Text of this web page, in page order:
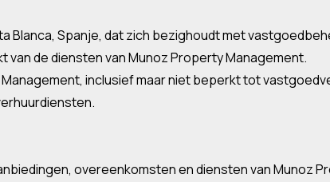
Blanca, Spanje, dat zich bezighoudt met
van de diensten van Munoz Property Management.
inclusief maar niet beperkt tot
overeenkomsten en diensten van Munoz